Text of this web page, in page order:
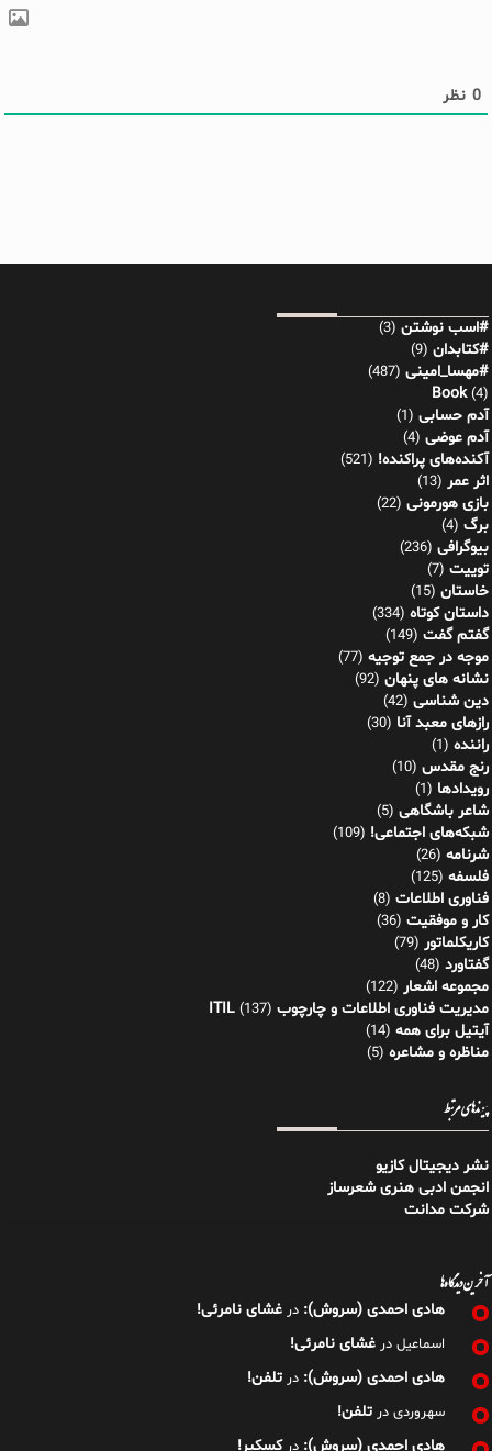
0 نظر
#اسب نوشتن (3)
#کتابدان (9)
#مهسا_امینی (487)
Book(4)
آدم حسابی (1)
آدم عوضی (4)
آکنده‌های پراکنده! (521)
اثر عمر (13)
بازی هورمونی (22)
برگ (4)
بیوگرافی (236)
توییت (7)
خاستان (15)
داستان کوتاه (334)
گفتم گفت (149)
موجه در جمع توجیه (77)
نشانه های پنهان (92)
دین شناسی (42)
رازهای معبد آنا (30)
راننده (1)
رنج مقدس (10)
رویدادها (1)
شاعر باشگاهی (5)
شبکه‌های اجتماعی! (109)
شرنامه (26)
فلسفه (125)
فناوری اطلاعات (8)
کار و موفقیت (36)
کاریکلماتور (79)
گفتاورد (48)
مجموعه اشعار (122)
مدیریت فناوری اطلاعات و چارچوب ITIL (137)
آیتیل برای همه (14)
مناظره و مشاعره (5)
پیوندهای مرتبط
نشر دیجیتال کازیو
انجمن ادبی هنری شعرساز
شرکت مدانت
آخرین دیدگاه‌ها
هادی احمدی (سروش): در غشای نامرئی!
اسماعیل در غشای نامرئی!
هادی احمدی (سروش): در تلفن!
سهروردی در تلفن!
هادی احمدی (سروش):
کسکیر!